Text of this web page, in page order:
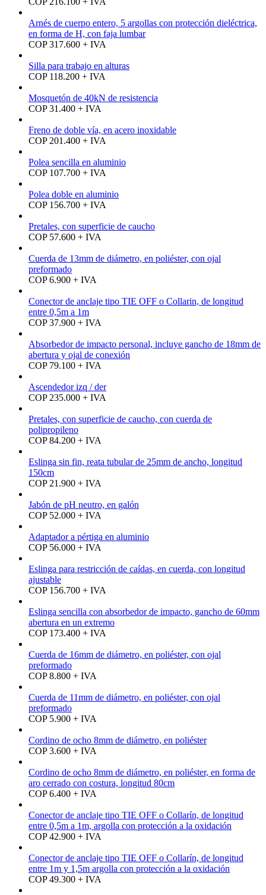
Arnés de cuerpo entero, 5 argollas con protección dieléctrica,
en forma de H, con faja lumbar
COP 317.600 + IVA
Silla para trabajo en alturas
COP 118.200 + IVA
Mosquetón de 40kN de resistencia
COP 31.400 + IVA
Freno de doble vía, en acero inoxidable
COP 201.400 + IVA
Polea sencilla en aluminio
COP 107.700 + IVA
Polea doble en aluminio
COP 156.700 + IVA
Pretales, con superficie de caucho
COP 57.600 + IVA
Cuerda de 13mm de diámetro, en poliéster, con ojal
preformado
COP 6.900 + IVA
Conector de anclaje tipo TIE OFF o Collarin, de longitud
entre 0,5m a 1m
COP 37.900 + IVA
Absorbedor de impacto personal, incluye gancho de 18mm de
abertura y ojal de conexión
COP 79.100 + IVA
Ascendedor izq / der
COP 235.000 + IVA
Pretales, con superficie de caucho, con cuerda de
polipropileno
COP 84.200 + IVA
Eslinga sin fin, reata tubular de 25mm de ancho, longitud
150cm
COP 21.900 + IVA
Jabón de pH neutro, en galón
COP 52.000 + IVA
Adaptador a pértiga en aluminio
COP 56.000 + IVA
Eslinga para restricción de caídas, en cuerda, con longitud
ajustable
COP 156.700 + IVA
Eslinga sencilla con absorbedor de impacto, gancho de 60mm
abertura en un extremo
COP 173.400 + IVA
Cuerda de 16mm de diámetro, en poliéster, con ojal
preformado
COP 8.800 + IVA
Cuerda de 11mm de diámetro, en poliéster, con ojal
preformado
COP 5.900 + IVA
Cordino de ocho 8mm de diámetro, en poliéster
COP 3.600 + IVA
Cordino de ocho 8mm de diámetro, en poliéster, en forma de
aro cerrado con costura, longitud 80cm
COP 6.400 + IVA
Conector de anclaje tipo TIE OFF o Collarín, de longitud
entre 0,5m a 1m, argolla con protección a la oxidación
COP 42.900 + IVA
Conector de anclaje tipo TIE OFF o Collarín, de longitud
entre 1m y 1,5m argolla con protección a la oxidación
COP 49.300 + IVA